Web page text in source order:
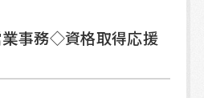
事務◇資格取得応援